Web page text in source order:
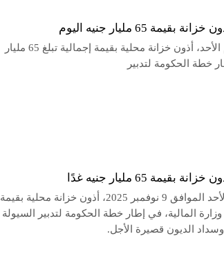
65 مليار جنيه اليوم
يطرح البنك المركزي المصري اليوم الأحد، أذون خزانة محلية بقيمة إجمالية تبلغ 65 مليار
خطة الحكومة لتدبير
65 مليار جنيه غدًا
يطرح البنك المركزي المصري غدًا الأحد الموافق 9 نوفمبر 2025، أذون خزانة محلية بقيمة
نيابةً عن وزارة المالية، في إطار خطة الحكومة لتدبير السيولة
وسداد الديون قصيرة الأجل.